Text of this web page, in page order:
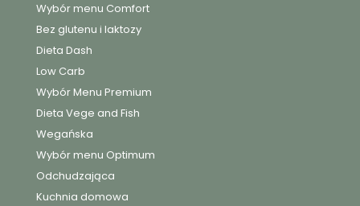
Wybór menu Comfort
Bez glutenu i laktozy
Dieta Dash
Low Carb
Wybór Menu Premium
Dieta Vege and Fish
Wegańska
Wybór menu Optimum
Odchudzająca
Kuchnia domowa